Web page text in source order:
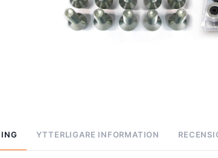
YTTERLIGARE INFORMATION